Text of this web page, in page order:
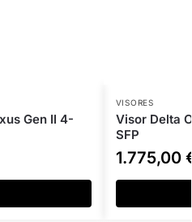
Gen II 4-
VISORES
Visor Delta
SFP
1.775,00